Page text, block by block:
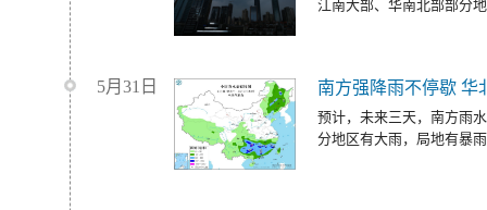
江南大部、华南北部部分
5月31日 南方强降雨不停歇 华
预计，未来三天，南方雨
分地区有大雨，局地有暴